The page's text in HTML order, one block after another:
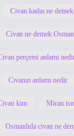
Civan kadın ne demek
Civan ne demek
perçemi anlami
Cıvanın anlamı nedir
kim Miran
Osmanlıda civan ne